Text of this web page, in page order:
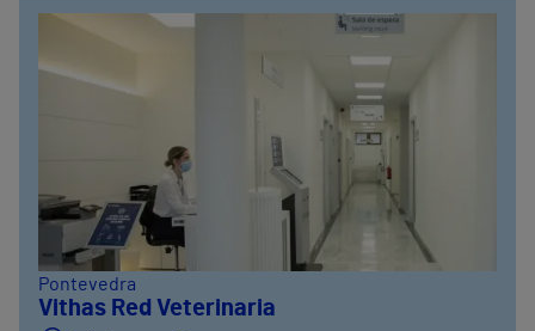
Pontevedra
Vithas Red Veterinaria